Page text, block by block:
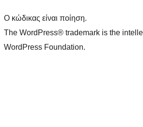
Ο κώδικας είναι ποίηση.
The WordPress® trademark is the
WordPress Foundation.